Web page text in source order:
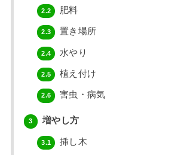
2.2 肥料
2.3 置き場所
2.4 水やり
2.5 植え付け
2.6 害虫・病気
3 増やし方
3.1 挿し木